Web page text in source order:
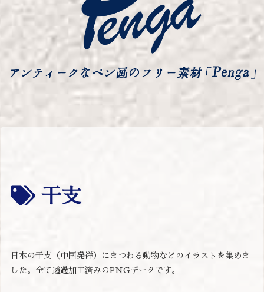
干支
日本の干支（中国発祥）にまつわる動物などのイラストを集めま
した。全て透過加工済みのPNGデータです。